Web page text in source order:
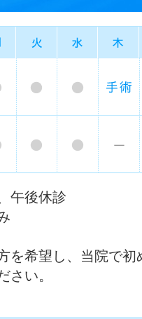
午後休診
を希望し、当院で初
さい。